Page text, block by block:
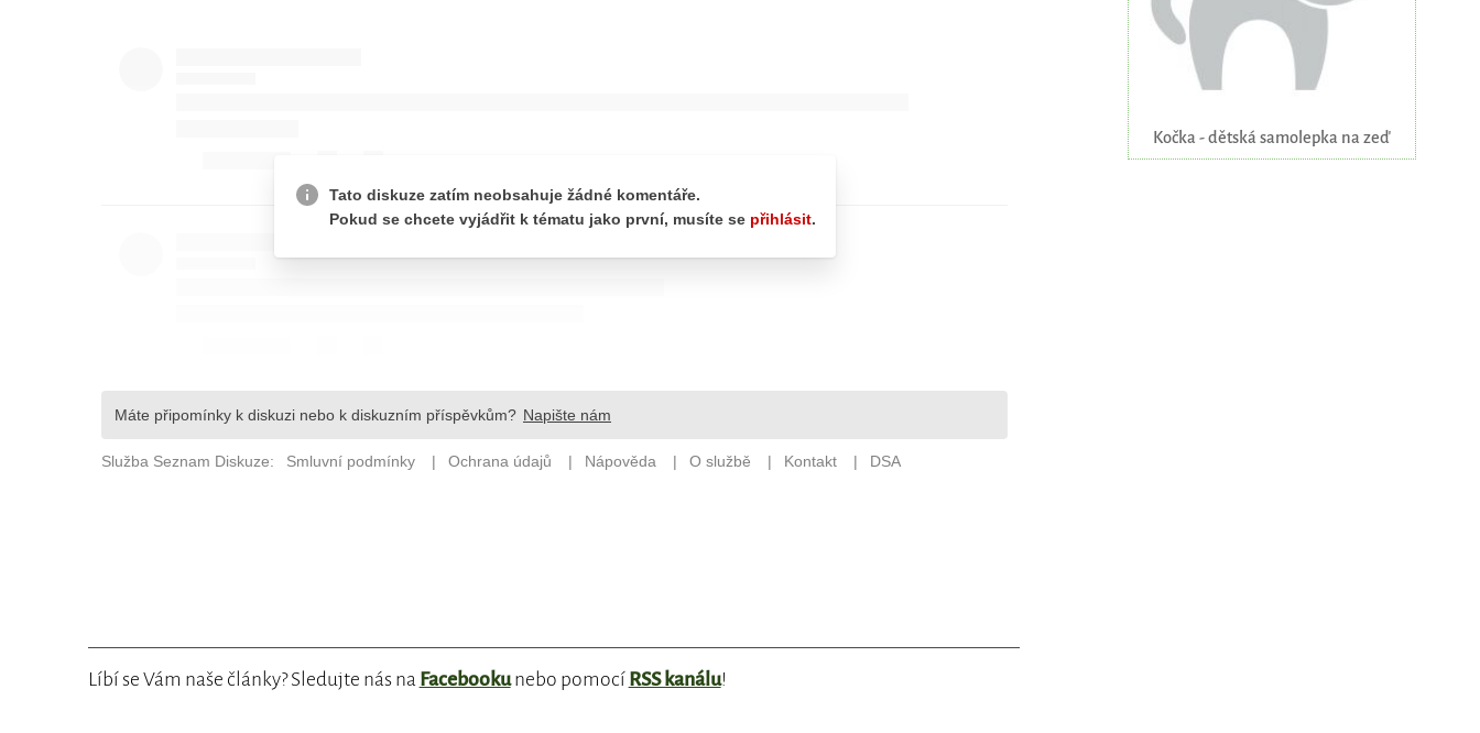
Líbí se Vám naše články? Sledujte nás na Facebookunebo pomocí RSS kanálu!
Kočka - dětská samolepka na zeď